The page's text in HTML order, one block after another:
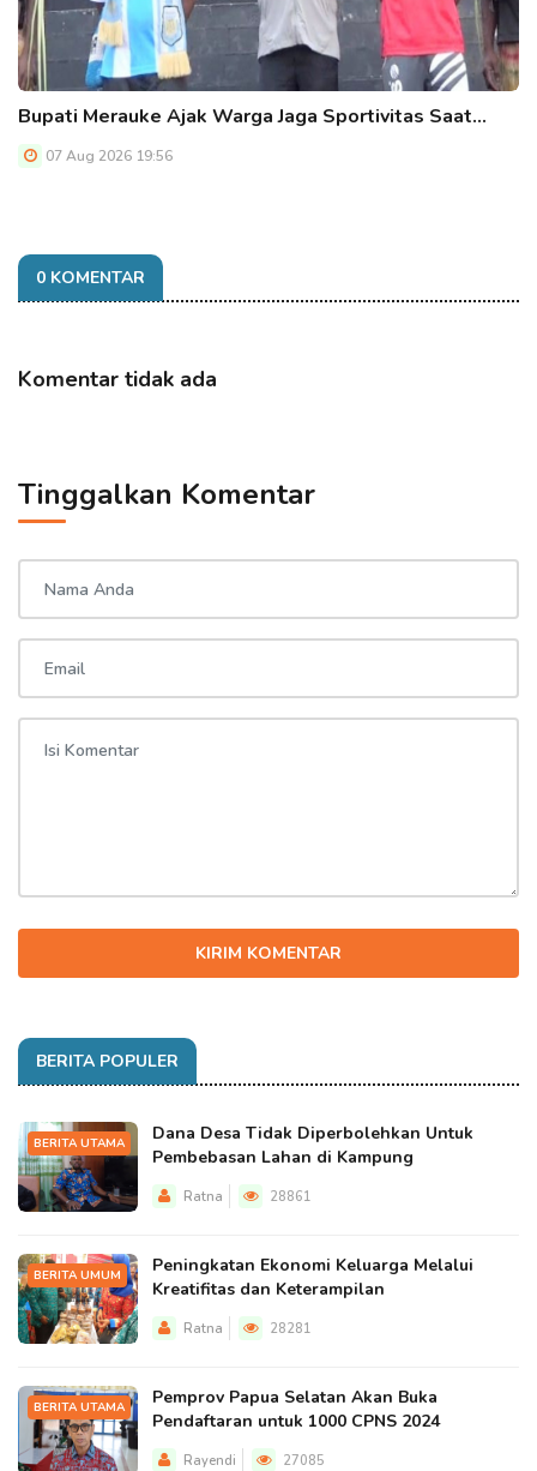
Bupati Merauke Ajak Warga Jaga Sportivitas Saat…
07 Aug 2026 19:56
0 KOMENTAR
Komentar tidak ada
Tinggalkan Komentar
KIRIM KOMENTAR
BERITA POPULER
BERITA UTAMA
Dana Desa Tidak Diperbolehkan Untuk
Pembebasan Lahan di Kampung
Ratna 28861
BERITA UMUM
Peningkatan Ekonomi Keluarga Melalui
Kreatifitas dan Keterampilan
Ratna 28281
BERITA UTAMA
Pemprov Papua Selatan Akan Buka
Pendaftaran untuk 1000 CPNS 2024
Rayendi 27085